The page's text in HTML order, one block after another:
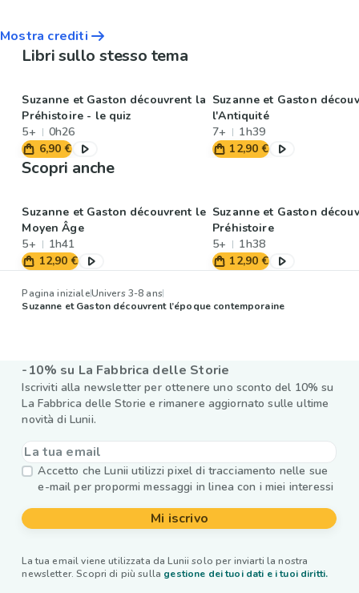
Mostra crediti
Libri sullo stesso tema
Suzanne et Gaston découvrent la
Préhistoire - le quiz
5+
0h26
6,90 €
Suzanne et Gaston
l'Antiquité
7+
1h39
12,90 €
Scopri anche
Suzanne et Gaston découvrent le
Moyen Âge
5+
1h41
12,90 €
Suzanne et Gaston
Préhistoire
5+
1h38
12,90 €
Pagina inizialeUnivers 3-8 ans
Suzanne et Gaston découvrent l’époque contemporaine
-10% su La Fabbrica delle Storie
Iscriviti alla newsletter per ottenere uno sconto del 10% su
La Fabbrica delle Storie e rimanere aggiornato sulle ultime
novità di Lunii.
Accetto che Lunii utilizzi pixel di tracciamento nelle sue
e-mail per propormi messaggi in linea con i miei interessi
Mi iscrivo
La tua email viene utilizzata da Lunii solo per inviarti la nostra
newsletter. Scopri di più sulla gestione dei tuoi dati e i tuoi diritti.